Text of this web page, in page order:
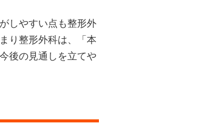
しやすい点も整形外
り整形外科は、「本
後の見通しを立てや